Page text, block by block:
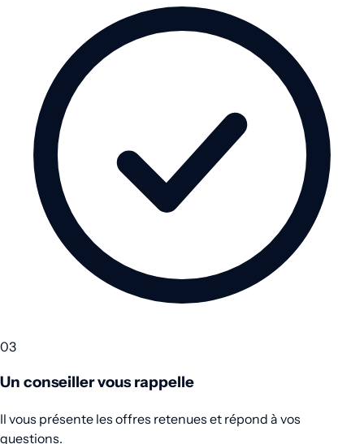
03
Un conseiller vous rappelle
Il vous présente les offres retenues et répond à vos
questions.